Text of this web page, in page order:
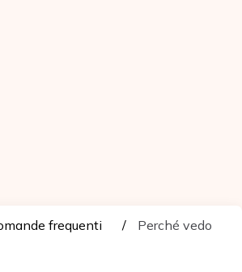
frequenti
Perché vedo